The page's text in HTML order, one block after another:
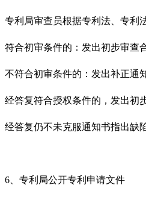
专利局审查员根据专利法、专利
符合初审条件的：发出初步审查
不符合初审条件的：发出补正通
经答复符合授权条件的，发出初
经答复仍不未克服通知书指出缺
6、专利局公开专利申请文件